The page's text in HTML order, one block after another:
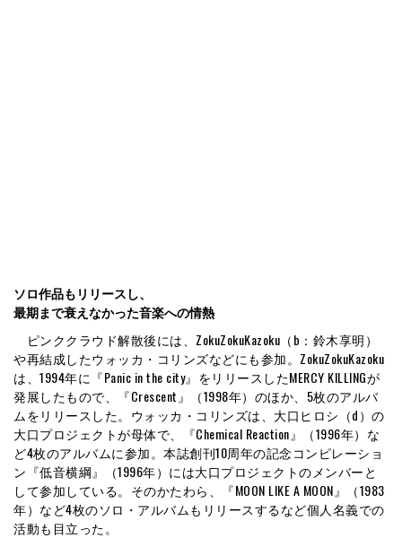
ソロ作品もリリースし、
最期まで衰えなかった音楽への情熱
ピンククラウド解散後には、ZokuZokuKazoku（b：鈴木享明）
や再結成したウォッカ・コリンズなどにも参加。ZokuZokuKazoku
は、1994年に『Panic in the city』をリリースしたMERCY KILLINGが
発展したもので、『Crescent』（1998年）のほか、5枚のアルバ
ムをリリースした。ウォッカ・コリンズは、大口ヒロシ（d）の
大口プロジェクトが母体で、『Chemical Reaction』（1996年）な
ど4枚のアルバムに参加。本誌創刊10周年の記念コンピレーショ
ン『低音横綱』（1996年）には大口プロジェクトのメンバーと
して参加している。そのかたわら、『MOON LIKE A MOON』（1983
年）など4枚のソロ・アルバムもリリースするなど個人名義での
活動も目立った。